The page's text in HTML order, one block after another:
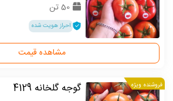
50 تن
احراز هویت شده
مشاهده قیمت
فروشنده ویژه گوجه گلخانه 4129